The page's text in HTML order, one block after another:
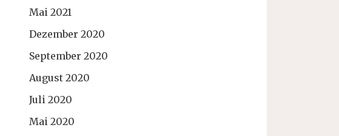
Mai 2021
Dezember 2020
September 2020
August 2020
Juli 2020
Mai 2020